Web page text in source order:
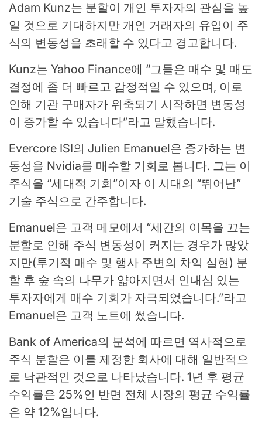
Adam Kunz는 분할이 개인 투자자의 관심을 높
일 것으로 기대하지만 개인 거래자의 유입이 주
식의 변동성을 초래할 수 있다고 경고합니다.
Kunz는 Yahoo Finance에 “그들은 매수 및 매도
결정에 좀 더 빠르고 감정적일 수 있으며, 이로
인해 기관 구매자가 위축되기 시작하면 변동성
이 증가할 수 있습니다”라고 말했습니다.
Evercore ISI의 Julien Emanuel은 증가하는 변
동성을 Nvidia를 매수할 기회로 봅니다. 그는 이
주식을 “세대적 기회”이자 이 시대의 “뛰어난”
기술 주식으로 간주합니다.
Emanuel은 고객 메모에서 “세간의 이목을 끄는
분할로 인해 주식 변동성이 커지는 경우가 많았
지만(투기적 매수 및 행사 주변의 차익 실현) 분
할 후 숲 속의 나무가 얇아지면서 인내심 있는
투자자에게 매수 기회가 자극되었습니다.”라고
Emanuel은 고객 노트에 썼습니다.
Bank of America의 분석에 따르면 역사적으로
주식 분할은 이를 제정한 회사에 대해 일반적으
로 낙관적인 것으로 나타났습니다. 1년 후 평균
수익률은 25%인 반면 전체 시장의 평균 수익률
은 약 12%입니다.